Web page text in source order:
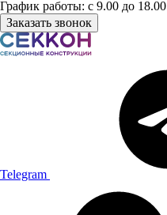
График работы: с 9.00 до 18.00
Заказать звонок
Telegram